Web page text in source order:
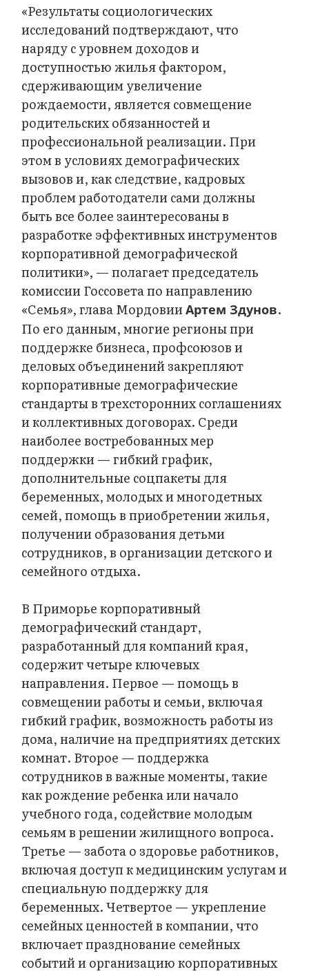
«Результаты социологических
исследований подтверждают, что
наряду с уровнем доходов и
доступностью жилья фактором,
сдерживающим увеличение
рождаемости, является совмещение
родительских обязанностей и
профессиональной реализации. При
этом в условиях демографических
вызовов и, как следствие, кадровых
проблем работодатели сами должны
быть все более заинтересованы в
разработке эффективных инструментов
корпоративной демографической
политики», — полагает председатель
комиссии Госсовета по направлению
«Семья», глава МордовииАртем Здунов.
По его данным, многие регионы при
поддержке бизнеса, профсоюзов и
деловых объединений закрепляют
корпоративные демографические
стандарты в трехсторонних соглашениях
и коллективных договорах. Среди
наиболее востребованных мер
поддержки — гибкий график,
дополнительные соцпакеты для
беременных, молодых и многодетных
семей, помощь в приобретении жилья,
получении образования детьми
сотрудников, в организации детского и
семейного отдыха.
В Приморье корпоративный
демографический стандарт,
разработанный для компаний края,
содержит четыре ключевых
направления. Первое — помощь в
совмещении работы и семьи, включая
гибкий график, возможность работы из
дома, наличие на предприятиях детских
комнат. Второе — поддержка
сотрудников в важные моменты, такие
как рождение ребенка или начало
учебного года, содействие молодым
семьям в решении жилищного вопроса.
Третье — забота о здоровье работников,
включая доступ к медицинским услугам и
специальную поддержку для
беременных. Четвертое — укрепление
семейных ценностей в компании, что
включает празднование семейных
событий и организацию корпоративных